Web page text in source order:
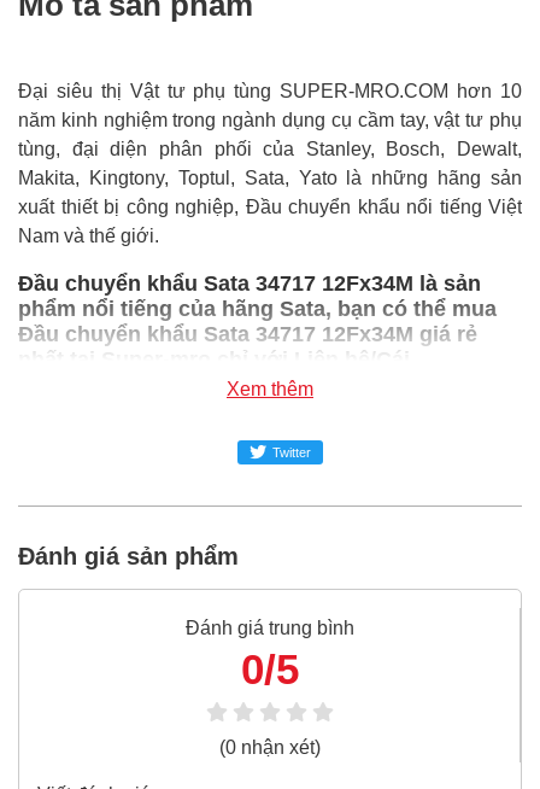
Đại siêu thị Vật tư phụ tùng SUPER-MRO.COM hơn 10
năm kinh nghiệm trong ngành dụng cụ cầm tay, vật tư phụ
tùng, đại diện phân phối của Stanley, Bosch, Dewalt,
Makita, Kingtony, Toptul, Sata, Yato là những hãng sản
xuất thiết bị công nghiệp, Đầu chuyển khẩu nổi tiếng Việt
Nam và thế giới.
Đầu chuyển khẩu Sata 34717 12Fx34M là sản
phẩm nổi tiếng của hãng Sata, bạn có thể mua
Đầu chuyển khẩu Sata 34717 12Fx34M giá rẻ
nhất tại Super-mro chỉ với Liên hệ/Cái
SUPER-MRO.COM cam kết:
Đầu chuyển khẩu Sata 34717 12Fx34M
hãng
Bao 1 đổi 1 trong 24 giờ
Nếu bạn cần thêm thông tin của
xin vui lòng liên hệ hotline -
hoặc zalo -0868.603.068
Xem thêm
Twitter
Đánh giá sản phẩm
Đánh giá trung bình
0/5
(0 nhận xét)